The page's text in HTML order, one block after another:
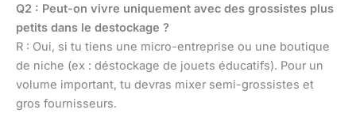
Q2 : Peut-on vivre uniquement avec des grossistes plus
petits dans le destockage ?
R : Oui, si tu tiens une micro-entreprise ou une boutique
de niche (ex : déstockage de jouets éducatifs). Pour un
volume important, tu devras mixer semi-grossistes et
gros fournisseurs.